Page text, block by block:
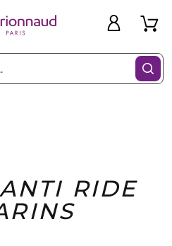
Idées
Cadeaux
Bons
Plans
RIDE
Filtres